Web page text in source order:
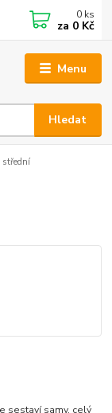
Menu
Hledat
0 ks
za 0 Kč
sestaví samy. celý